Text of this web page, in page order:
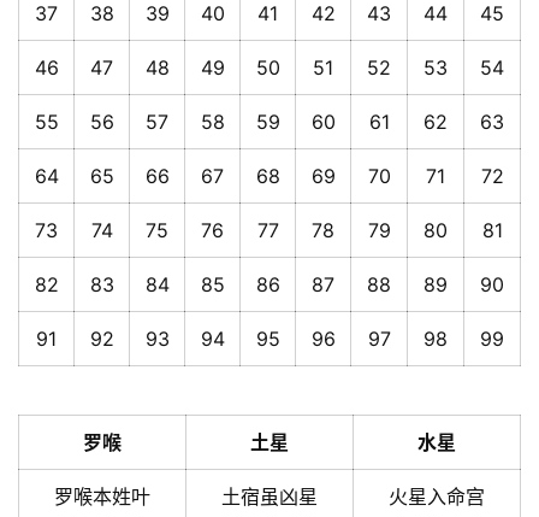
37 38 39 40 41 42 43 44 45
46 47 48 49 50 51 52 53 54
55 56 57 58 59 60 61 62 63
64 65 66 67 68 69 70 71 72
73 74 75 76 77 78 79 80 81
82 83 84 85 86 87 88 89 90
91 92 93 94 95 96 97 98 99
罗喉 土星 水星
罗喉本姓叶
土宿虽凶星
火星入命宫